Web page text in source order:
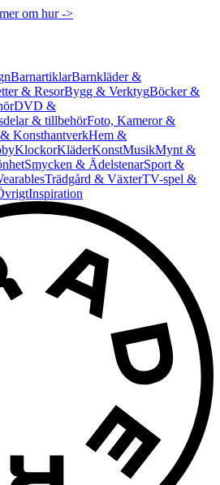
om hur ->
BarnartiklarBarnkläder &
& ResorBygg & VerktygBöcker &
DVD &
& tillbehörFoto, Kameror &
KonsthantverkHem &
KlockorKläderKonstMusikMynt &
Smycken & ÄdelstenarSport &
Trädgård & VäxterTV-spel &
Inspiration